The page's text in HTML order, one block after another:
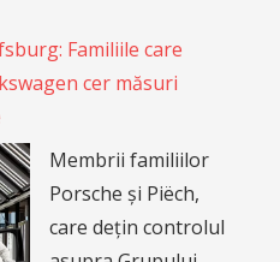
Familiile care
cer măsuri
Membrii familiilor
Porsche și Piëch,
care dețin controlul